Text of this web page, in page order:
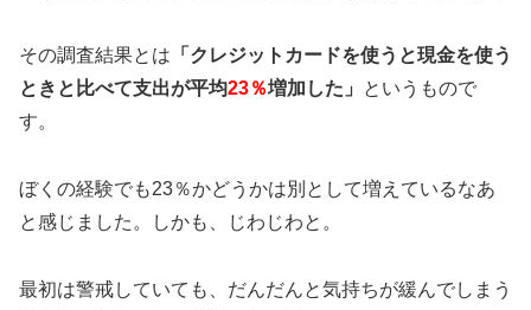
その調査結果とは 「クレジットカードを使うと現金を使う
ときと比べて支出が平均23％増加した」
というもので
す。
ぼくの経験でも23％かどうかは別として増えているなあ
と感じました。しかも、じわじわと。
最初は警戒していても、だんだんと気持ちが緩んでしまう